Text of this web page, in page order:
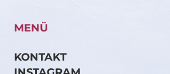
MENÜ
KONTAKT